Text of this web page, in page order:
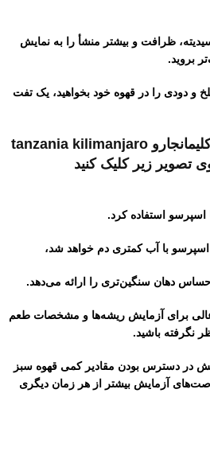
ظرافت و بیشتر منشأ را به نمایش
بروید.
و دودی را در قهوه خود بخواهید، یک تفت
برای خرید قهوه تانزانیا کلیمانجارو tanzania kilimanjaro
اسپرسو استفاده کرد.
با آب کمتری دم خواهد شد،
دهان سنگین‌تری را ارائه می‌دهد.
برای آزمایش ریشه‌ها و مشخصات طعم
نگرفته باشید.
در دسترس بودن مقادیر کمی قهوه سبز
آزمایش بیشتر از هر زمان دیگری